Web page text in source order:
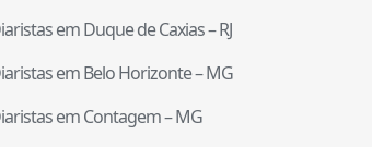
emDuque de Caxias–RJ
emBelo Horizonte–MG
emContagem–MG